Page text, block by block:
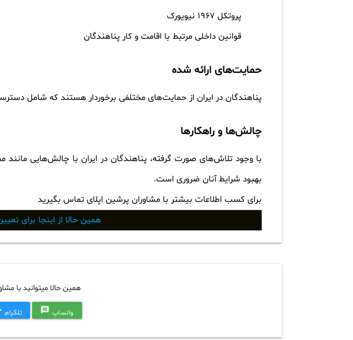
پروتکل 1967 نیویورک
قوانین داخلی مرتبط با اقامت و کار پناهندگان
حمایت‌های ارائه شده
پناهندگان در ایران از حمایت‌های مختلفی برخوردار هستند که شامل
چالش‌ها و راهکارها
با وجود تلاش‌های صورت گرفته، پناهندگان در ایران با چالش‌هایی
بهبود شرایط آنان ضروری است.
برای کسب اطلاعات بیشتر با مشاوران پرشین اپلای تماس بگیرید
همین حالا از اینجا برای
همین حالا میتوانید با
واتساپ message تلگرام